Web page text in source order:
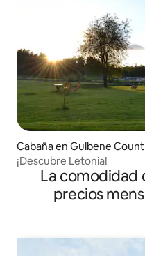
Cabaña en Gulbene
¡Descubre Letonia!
La comodidad
precios